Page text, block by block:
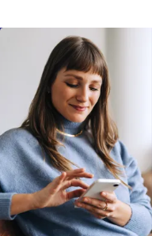
Erstmals
Verpasse
REFURBED